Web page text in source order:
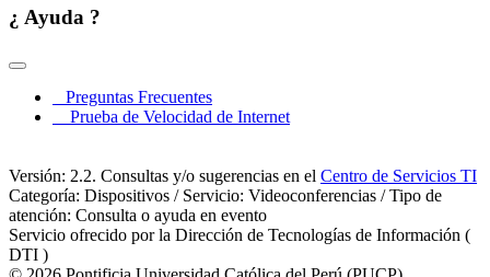
¿ Ayuda ?
Preguntas Frecuentes
Prueba de Velocidad de Internet
Versión: 2.2. Consultas y/o sugerencias en el Centro de Servicios TI
Categoría: Dispositivos / Servicio: Videoconferencias / Tipo de
atención: Consulta o ayuda en evento
Servicio ofrecido por la Dirección de Tecnologías de Información (
DTI )